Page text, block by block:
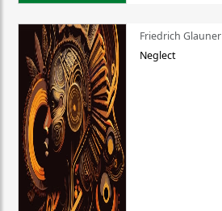
Friedrich Glauner
Neglect